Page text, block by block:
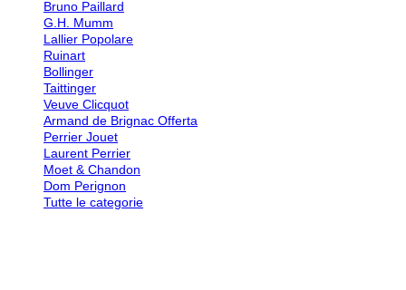
Bruno Paillard
G.H. Mumm
Lallier
Ruinart
Bollinger
Taittinger
Veuve Clicquot
Armand de Brignac
Perrier Jouet
Laurent Perrier
Moet & Chandon
Dom Perignon
Tutte le categorie